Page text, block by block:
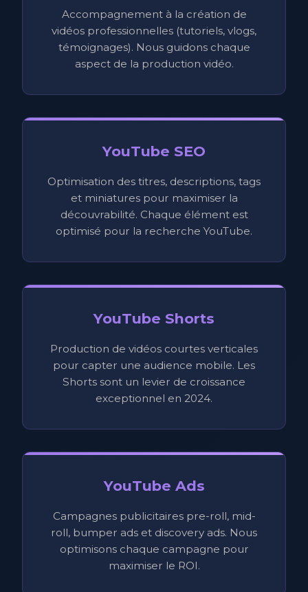
Accompagnement à la création de
vidéos professionnelles (tutoriels, vlogs,
témoignages). Nous guidons chaque
aspect de la production vidéo.
YouTube SEO
Optimisation des titres, descriptions, tags
et miniatures pour maximiser la
découvrabilité. Chaque élément est
optimisé pour la recherche YouTube.
YouTube Shorts
Production de vidéos courtes verticales
pour capter une audience mobile. Les
Shorts sont un levier de croissance
exceptionnel en 2024.
YouTube Ads
Campagnes publicitaires pre-roll, mid-
roll, bumper ads et discovery ads. Nous
optimisons chaque campagne pour
maximiser le ROI.